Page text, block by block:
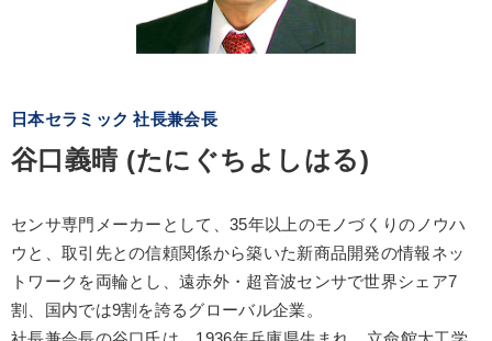
日本セラミック 社長兼会長
谷口義晴 (たにぐちよしはる)
センサ専門メーカーとして、35年以上のモノづくりのノウハ
ウと、取引先との信頼関係から築いた新商品開発の情報ネッ
トワークを両輪とし、遠赤外・超音波センサで世界シェア7
割、国内では9割を誇るグローバル企業。